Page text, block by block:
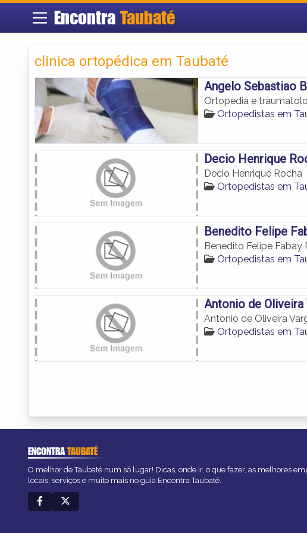
Encontra Taubaté
clinica ortopédica em Taubaté
Angelo Sebastiao
Ortopedia e
Ortopedistas em
Decio Henrique
Decio Henrique Rocha
Ortopedistas em
Benedito Felipe
Benedito Felipe Fabay
Ortopedistas em
Antonio de Oliveira
Antonio de Oliveira
Ortopedistas em
ENCONTRATAUBATÉ
O melhor de Taubaté num só lugar! Dicas, onde ir, o que fazer, as melhores
locais, serviços e muito mais no guia Encontra Taubaté.